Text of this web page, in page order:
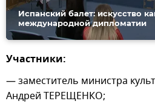
Испанский балет: искусство
международной дипломатии
Участники:
— заместитель министра
Андрей ТЕРЕЩЕНКО;